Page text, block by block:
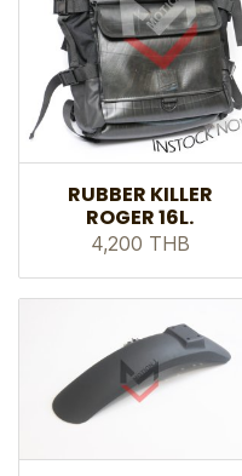
RUBBER KILLER
ROGER 16L.
4,200 THB